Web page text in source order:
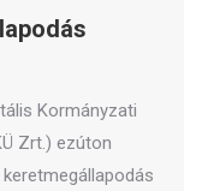
Kormányzati
Zrt.) ezúton